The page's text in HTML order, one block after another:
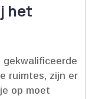
het
gekwalificeerde
ruimtes, zijn er
op moet